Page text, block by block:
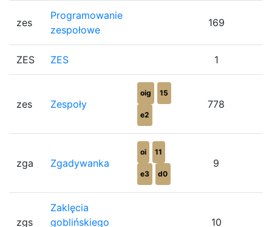
zes
Programowanie
zespołowe
169
ZES ZES 1
zes Zespoły
oig 15
e2
778
zga Zgadywanka
oi 11
e3 d0
9
zgs
Zaklęcia
goblińskiego
10